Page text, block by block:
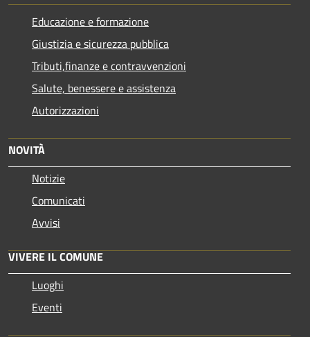
Educazione e formazione
Giustizia e sicurezza pubblica
Tributi,finanze e contravvenzioni
Salute, benessere e assistenza
Autorizzazioni
NOVITÀ
Notizie
Comunicati
Avvisi
VIVERE IL COMUNE
Luoghi
Eventi